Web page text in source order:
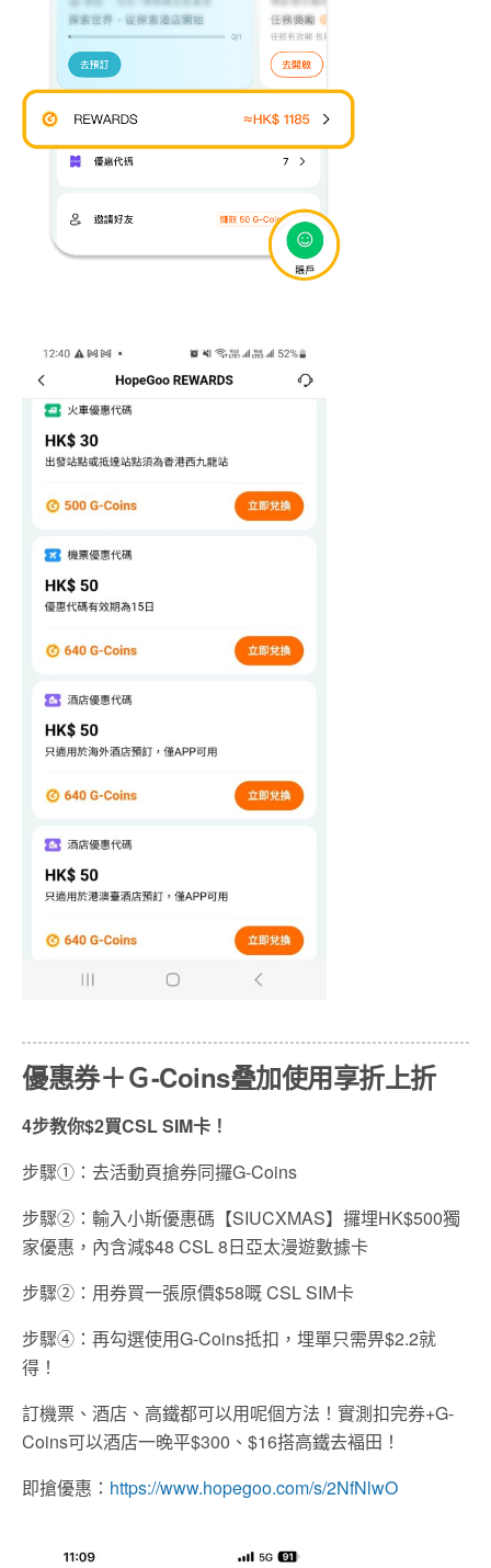
優惠券＋Ｇ-Coins叠加使用享折上折
4步教你$2買CSL SIM卡！
步驟①：去活動頁搶券同攞G-Coins
步驟②：輸入小斯優惠碼【SIUCXMAS】攞埋HK$500獨
家優惠，內含減$48 CSL 8日亞太漫遊數據卡
步驟②：用券買一張原價$58嘅 CSL SIM卡
步驟④：再勾選使用G-Coins抵扣，埋單只需畀$2.2就
得！
訂機票 、酒店、高鐵都可以用呢個方法 ！實測扣完券+G-
Coins可以酒店一晚平$300 、$16搭高鐵去褔田 ！
即搶優惠： https://www.hopegoo.com/s/2NfNlwO